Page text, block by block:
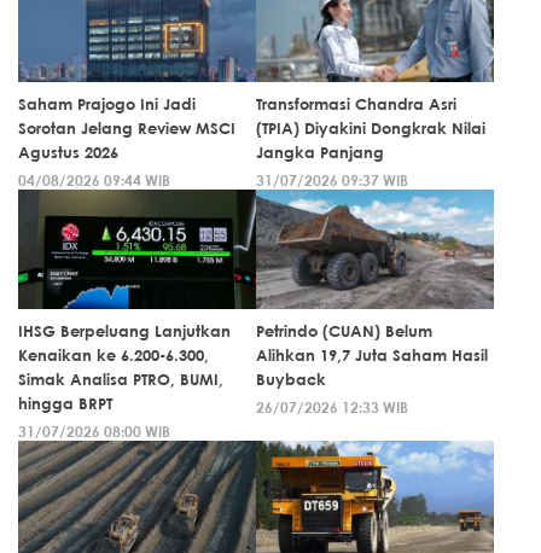
Saham Prajogo Ini Jadi
Sorotan Jelang Review MSCI
Agustus 2026
04/08/2026 09:44 WIB
Transformasi Chandra Asri
(TPIA) Diyakini Dongkrak Nilai
Jangka Panjang
31/07/2026 09:37 WIB
IHSG Berpeluang Lanjutkan
Kenaikan ke 6.200-6.300,
Simak Analisa PTRO, BUMI,
hingga BRPT
31/07/2026 08:00 WIB
Petrindo (CUAN) Belum
Alihkan 19,7 Juta Saham Hasil
Buyback
26/07/2026 12:33 WIB